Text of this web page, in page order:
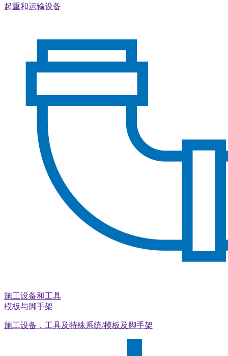
起重和运输设备
施工设备和工具
模板与脚手架
施工设备，工具及特殊系统/模板及脚手架